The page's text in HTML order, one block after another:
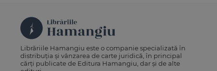
Librăriile Hamangiu este o companie specializată în
distribuția și vânzarea de carte juridică, în principal
cărți publicate de Editura Hamangiu, dar și de alte